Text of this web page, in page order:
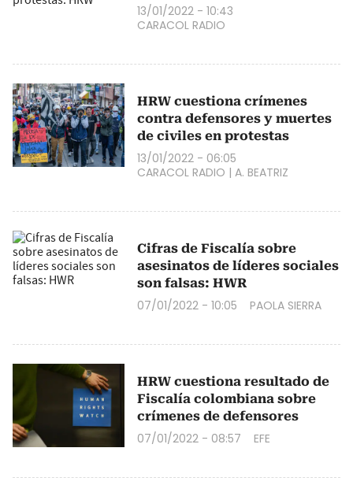
13/01/2022 - 10:43
CARACOL RADIO
HRW cuestiona crímenes
contra defensores y muertes
de civiles en protestas
13/01/2022 - 06:05
CARACOL RADIO | A. BEATRIZ
Cifras de Fiscalía sobre
asesinatos de líderes sociales
son falsas: HWR
07/01/2022 - 10:05 PAOLA SIERRA
HRW cuestiona resultado de
Fiscalía colombiana sobre
crímenes de defensores
07/01/2022 - 08:57 EFE